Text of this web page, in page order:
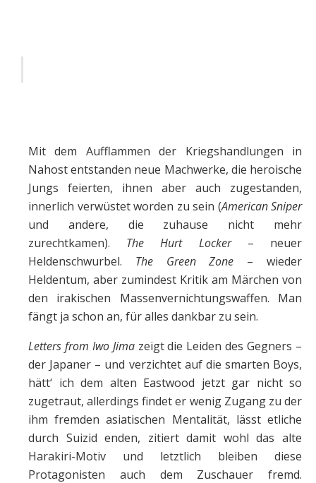
Mit dem Aufflammen der Kriegshandlungen in
Nahost entstanden neue Machwerke, die heroische
Jungs feierten, ihnen aber auch zugestanden,
innerlich verwüstet worden zu sein (American Sniper
und andere, die zuhause nicht mehr
zurechtkamen). The Hurt Locker– neuer
Heldenschwurbel. The Green Zone – wieder
Heldentum, aber zumindest Kritik am Märchen von
den irakischen Massenvernichtungswaffen. Man
fängt ja schon an, für alles dankbar zu sein.
Letters from Iwo Jimazeigt die Leiden des Gegners –
der Japaner – und verzichtet auf die smarten Boys,
hätt‘ ich dem alten Eastwood jetzt gar nicht so
zugetraut, allerdings findet er wenig Zugang zu der
ihm fremden asiatischen Mentalität, lässt etliche
durch Suizid enden, zitiert damit wohl das alte
Harakiri-Motiv und letztlich bleiben diese
Protagonisten auch dem Zuschauer fremd.